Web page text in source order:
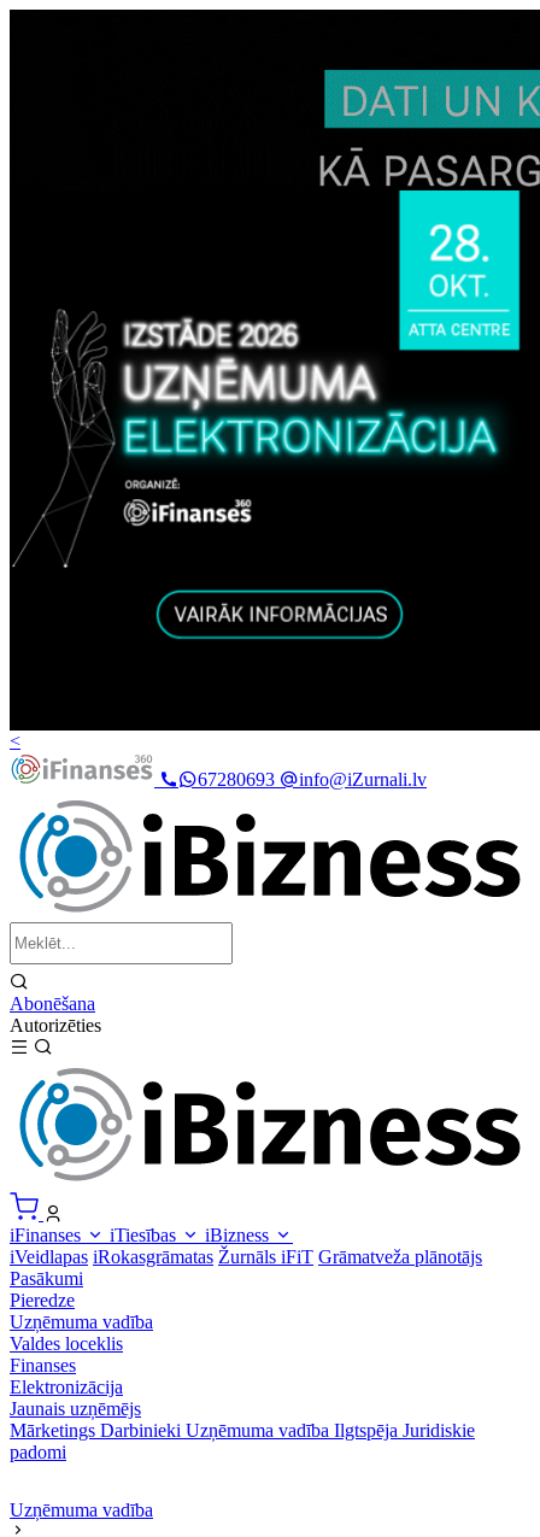
<
67280693
info@iZurnali.lv
Abonēšana
Autorizēties
iFinanses iTiesības
iBizness
iVeidlapas iRokasgrāmatas Žurnāls iFiT Grāmatveža plānotājs
Pasākumi
Pieredze
Uzņēmuma vadība
Valdes loceklis
Finanses
Elektronizācija
Jaunais uzņēmējs
Mārketings Darbinieki Uzņēmuma vadība Ilgtspēja Juridiskie
padomi
Uzņēmuma vadība